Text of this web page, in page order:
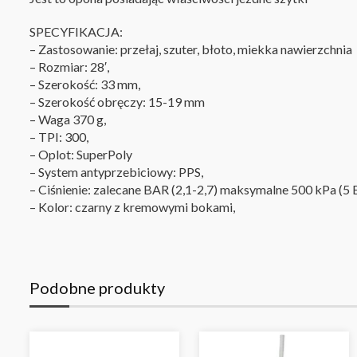
SPECYFIKACJA:
– Zastosowanie: przełaj, szuter, błoto, miekka nawierzchnia
– Rozmiar: 28′,
– Szerokość: 33 mm,
– Szerokość obręczy: 15-19 mm
– Waga 370 g,
– TPI: 300,
– Oplot: SuperPoly
– System antyprzebiciowy: PPS,
– Ciśnienie: zalecane BAR (2,1-2,7) maksymalne 500 kPa (5
– Kolor: czarny z kremowymi bokami,
Podobne produkty